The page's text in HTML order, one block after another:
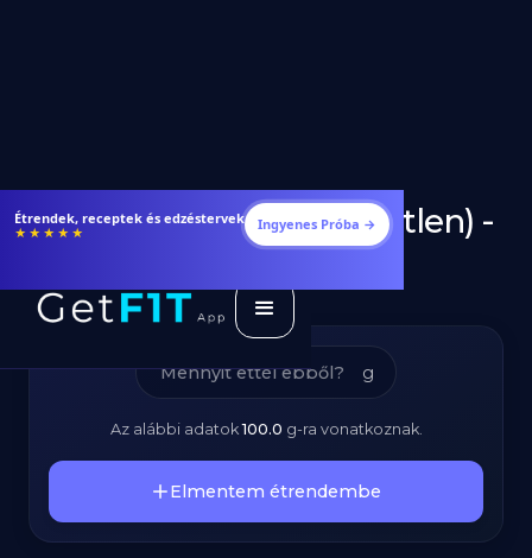
Fogyj és izmosodj hatékonyabban
★★★★★ Ingyenes Próba →
Penne Tészta (Kifőzetlen) -
Kalóriatartalom és
Tápanyagok
g
Az alábbi adatok100.0 g-ra vonatkoznak.
Elmentem étrendembe